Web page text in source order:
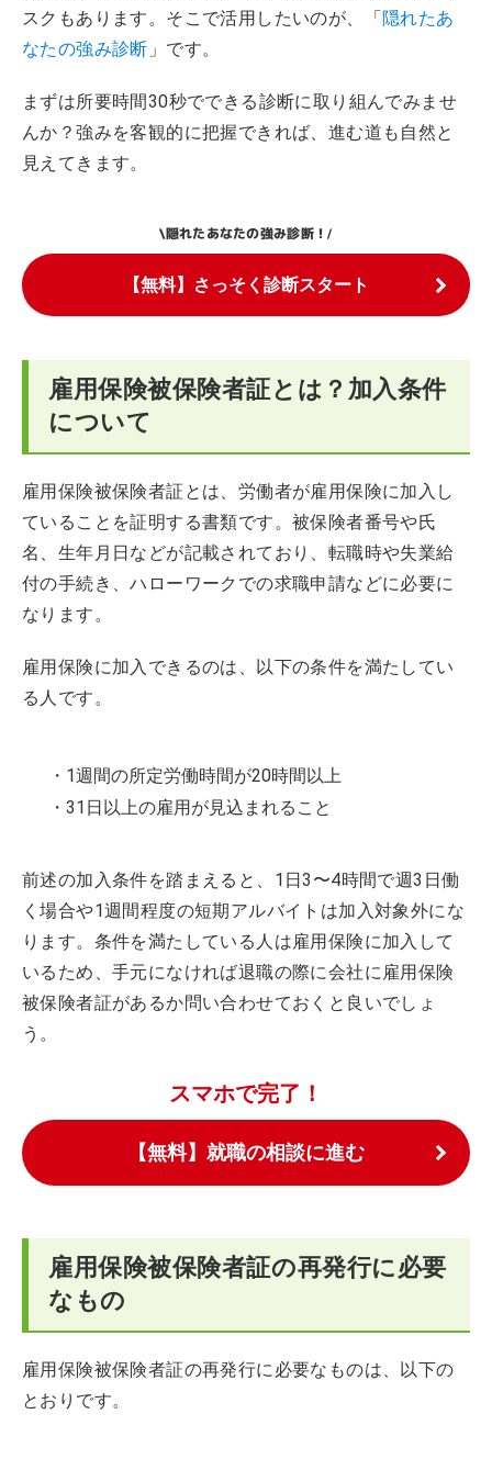
スクもあります。そこで活用したいのが、「隠れたあ
なたの強み診断 」です。
まずは所要時間30秒でできる診断に取り組んでみませ
んか？強みを客観的に把握できれば、進む道も自然と
見えてきます。
\隠れたあなたの強み診断！/
【無料】さっそく診断スタート
雇用保険被保険者証とは？加入条件
について
雇用保険被保険者証とは、労働者が雇用保険に加入し
ていることを証明する書類です。被保険者番号や氏
名、生年月日などが記載されており、転職時や失業給
付の手続き、ハローワークでの求職申請などに必要に
なります。
雇用保険に加入できるのは、以下の条件を満たしてい
る人です。
・1週間の所定労働時間が20時間以上
・31日以上の雇用が見込まれること
前述の加入条件を踏まえると、1日3〜4時間で週3日働
く場合や1週間程度の短期アルバイトは加入対象外にな
ります。条件を満たしている人は雇用保険に加入して
いるため、手元になければ退職の際に会社に雇用保険
被保険者証があるか問い合わせておくと良いでしょ
う。
スマホで完了！
【無料】就職の相談に進む
雇用保険被保険者証の再発行に必要
なもの
雇用保険被保険者証の再発行に必要なものは、以下の
とおりです。